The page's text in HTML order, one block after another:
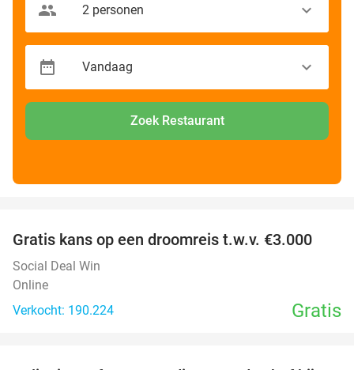
Zoek Restaurant
Gratis kans op een droomreis t.w.v. €3.000
Social Deal Win
Online
Verkocht: 190.224
Gratis